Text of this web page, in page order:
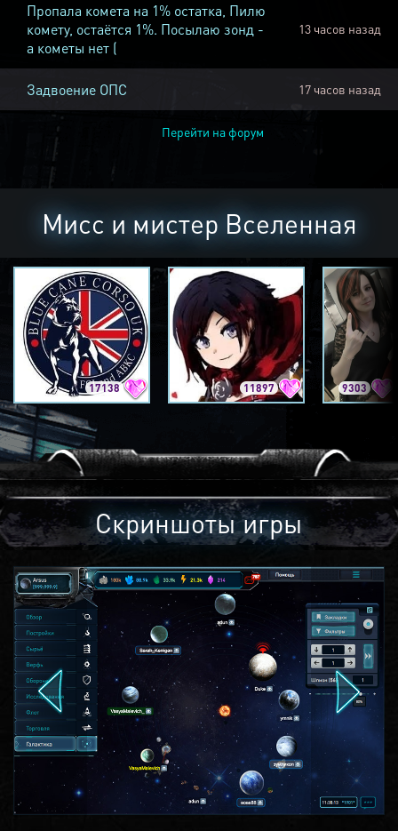
Пропала комета на 1% остатка, Пилю
комету, остаётся 1%. Посылаю зонд -
а кометы нет (
13 часов назад
Задвоение ОПС 17 часов назад
Перейти на форум
Мисс и мистер Вселенная
17138 11897 9303
Скриншоты игры